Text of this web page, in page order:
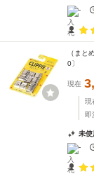
-
（まと
0〕
現在
現
即
未使
-